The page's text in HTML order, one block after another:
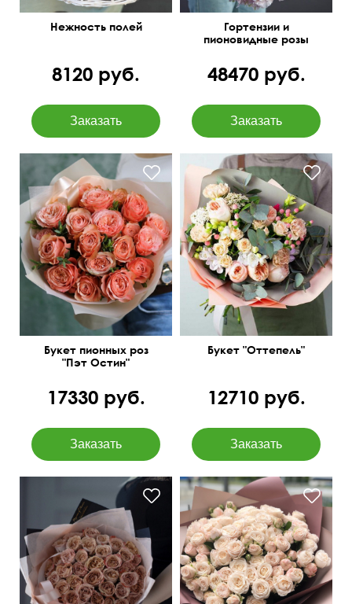
Нежность полей
8120 руб.
Гортензии и
пионовидные розы
48470 руб.
С добавлением пистации
Букет пионных роз
"Пэт Остин"
17330 руб.
Композиция из премиум
цветов
Букет "Оттепель"
12710 руб.
Английские розы
уникального цвета.
Современная упаковка